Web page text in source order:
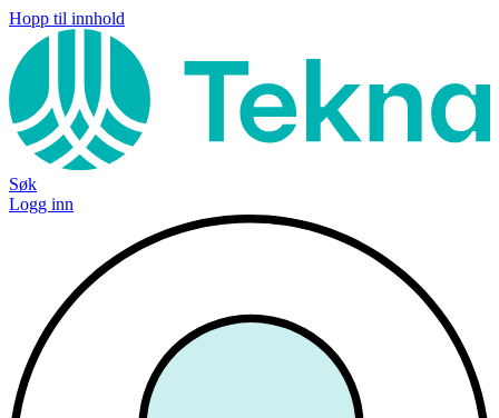
Hopp til innhold
Søk
Logg inn